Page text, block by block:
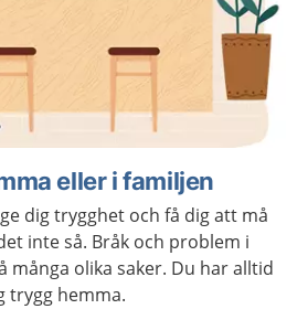
eller i familjen
dig trygghet och få dig att må
inte så. Bråk och problem i
många olika saker. Du har alltid
trygg hemma.